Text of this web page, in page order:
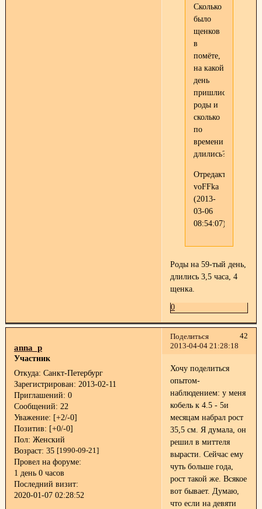
Сколько
было
щенков
в
помёте,
на какой
день
пришлись
роды и
сколько
по
времени
длились?
Отредактировано
voFFka
(2013-
03-06
08:54:07)
Роды на 59-тый день,
длились 3,5 часа, 4
щенка.
0
Поделиться
42
2013-04-04 21:28:18
anna_p
Участник
Откуда: Санкт-Петербург
Зарегистрирован: 2013-02-11
Приглашений: 0
Сообщений: 22
Уважение: [+2/-0]
Позитив: [+0/-0]
Пол: Женский
Возраст: 35 [1990-09-21]
Провел на форуме:
1 день 0 часов
Последний визит:
2020-01-07 02:28:52
Хочу поделиться
опытом-
наблюдением: у меня
кобель к 4.5 - 5и
месяцам набрал рост
35,5 см. Я думала, он
решил в миттеля
вырасти. Сейчас ему
чуть больше года,
рост такой же. Всякое
вот бывает. Думаю,
что если на девяти